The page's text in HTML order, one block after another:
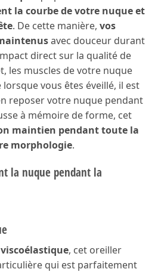
la courbe de votre nuque et
. De cette manière, vos
avec douceur durant
direct sur la qualité de
les muscles de votre nuque
vous êtes éveillé, il est
reposer votre nuque pendant
à mémoire de forme, cet
maintien pendant toute la
morphologie.
, cet oreiller
qui est parfaitement